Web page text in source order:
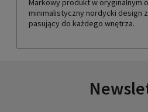
Markowy produkt w oryginalnym
minimalistyczny nordycki design
pasujący do każdego wnętrza.